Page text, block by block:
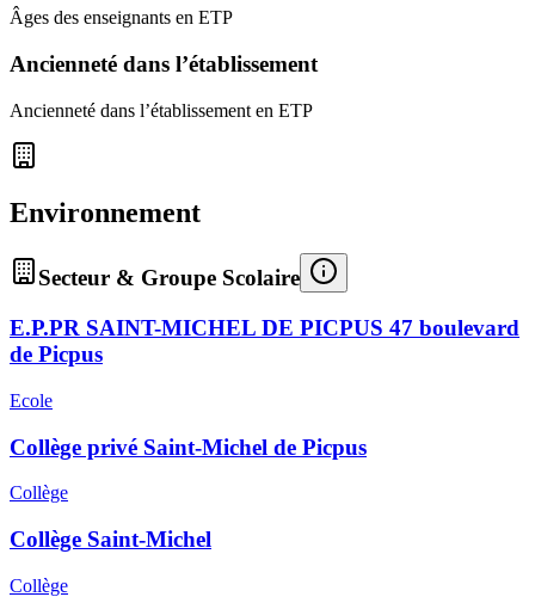
Âges des enseignants en ETP
Ancienneté dans l’établissement
Ancienneté dans l’établissement en ETP
Environnement
Secteur & Groupe Scolaire
E.P.PR SAINT-MICHEL DE PICPUS 47 boulevard
de Picpus
Ecole
Collège privé Saint-Michel de Picpus
Collège
Collège Saint-Michel
Collège